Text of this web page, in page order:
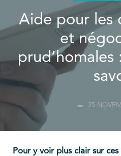
Aide pour les
et
prud’homales
25
Pour y voir plus clair sur